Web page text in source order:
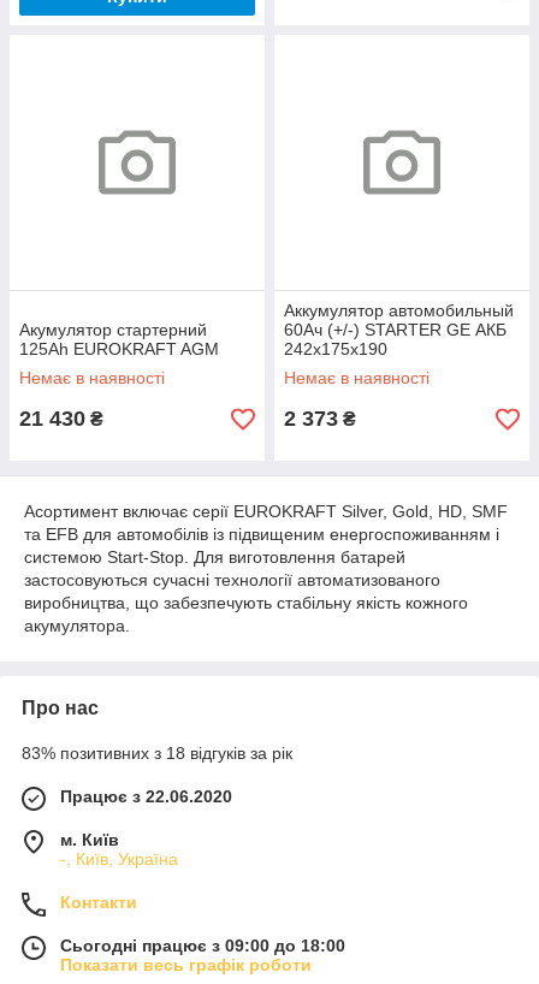
Акумулятор стартерний
125Ah EUROKRAFT AGM
Немає в наявності
21 430 ₴
Аккумулятор автомобильный
60Ач (+/-) STARTER GE АКБ
242x175x190
Немає в наявності
2 373 ₴
Асортимент включає серії EUROKRAFT Silver, Gold, HD, SMF
та EFB для автомобілів із підвищеним енергоспоживанням і
системою Start-Stop. Для виготовлення батарей
застосовуються сучасні технології автоматизованого
виробництва, що забезпечують стабільну якість кожного
акумулятора.
Про нас
83% позитивних з 18 відгуків за рік
Працює з 22.06.2020
м. Київ
-, Київ, Україна
Контакти
Сьогодні працює з 09:00 до 18:00
Показати весь графік роботи